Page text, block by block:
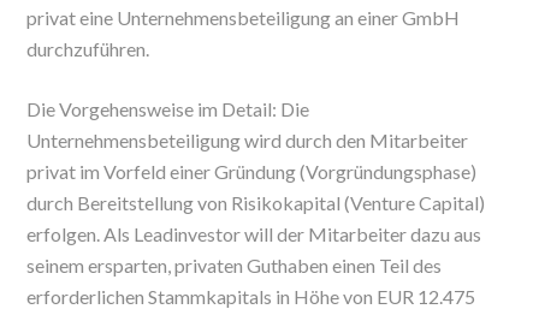
privat eine Unternehmensbeteiligung an einer GmbH
durchzuführen.
Die Vorgehensweise im Detail: Die
Unternehmensbeteiligung wird durch den Mitarbeiter
privat im Vorfeld einer Gründung (Vorgründungsphase)
durch Bereitstellung von Risikokapital (Venture Capital)
erfolgen. Als Leadinvestor will der Mitarbeiter dazu aus
seinem ersparten, privaten Guthaben einen Teil des
erforderlichen Stammkapitals in Höhe von EUR 12.475